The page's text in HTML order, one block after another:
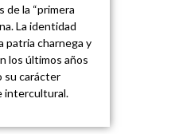
de la “primera
La identidad
patria charnega y
los últimos años
su carácter
intercultural.